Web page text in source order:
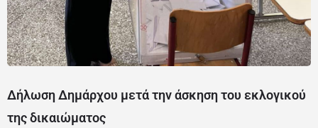
Δήλωση Δημάρχου μετά την άσκηση του εκλογικού
της δικαιώματος